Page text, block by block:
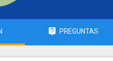
PREGUNTAS